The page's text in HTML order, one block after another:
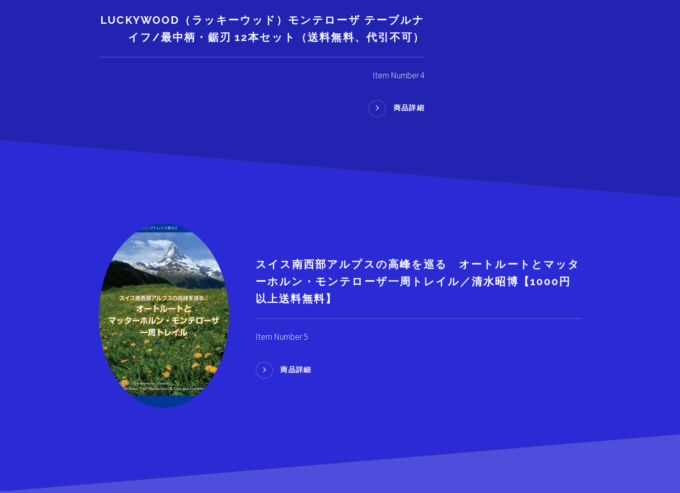
LUCKYWOOD（ラッキーウッド）モンテローザ テーブルナ
イフ/最中柄・鋸刃 12本セット（送料無料、代引不可）
Item Number 4
商品詳細
スイス南西部アルプスの高峰を巡る オートルートとマッタ
ーホルン・モンテローザ一周トレイル／清水昭博【1000円
以上送料無料】
Item Number 5
商品詳細